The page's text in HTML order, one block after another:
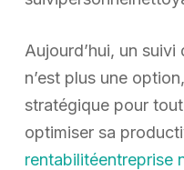
Aujourd’hui, un
n’est plus une
stratégique pour
optimiser sa
rentabilitéentreprise